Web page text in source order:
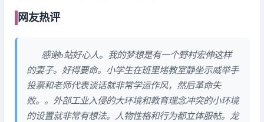
网友热评
感谢b站好心人。我的梦想是有一个野村宏伸这样
的妻子。好得要命。小学生在班里堵教室静坐示威举手
投票和老师代表谈话就非常学运作风，然后革命失
败。。外部工业入侵的大环境和教育理念冲突的小环境
的设置就非常有想法。人物性格和行为都立体服帖。龙